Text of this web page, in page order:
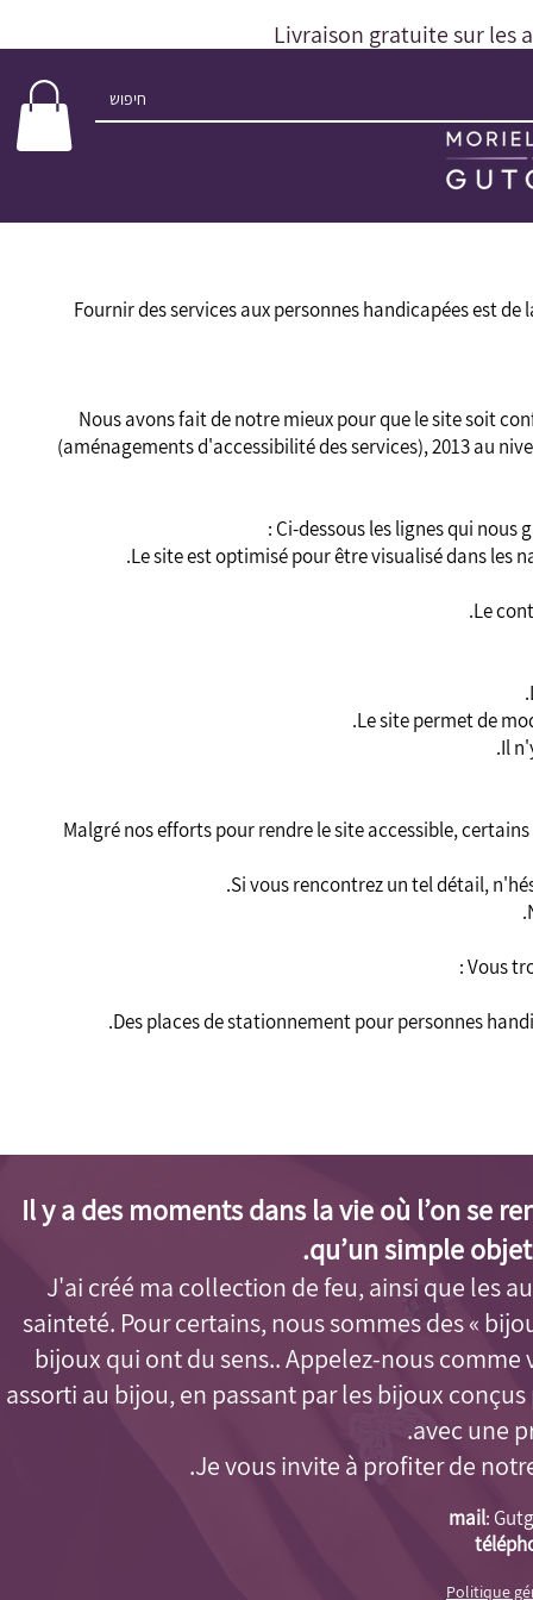
Livraison gratuite sur les
Fournir des services aux personnes handicapées est
Nous avons fait de notre mieux pour que le site soit
(aménagements d'accessibilité des services), 2013 au
Malgré nos efforts pour rendre le site accessible,
Si vous rencontrez un tel détail,
Vous
Des places de stationnement pour personnes
Il y a des moments dans la vie où l’on se
qu’un simple
J'ai créé ma collection de feu, ainsi que les
sainteté. Pour certains, nous sommes des «
bijoux qui ont du sens.. Appelez-nous
assorti au bijou, en passant par les bijoux
avec une
Je vous invite à profiter de
mail:
Politique